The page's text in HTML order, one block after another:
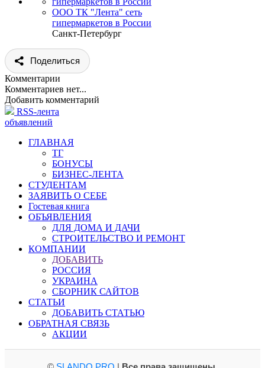
ООО ТК "Лента" сеть
гипермаркетов в России
Санкт-Петербург
Поделиться
Комментарии
Комментариев нет...
Добавить комментарий
RSS-лента
объявлений
ГЛАВНАЯ
ТГ
БОНУСЫ
БИЗНЕС-ЛЕНТА
СТУДЕНТАМ
ЗАЯВИТЬ О СЕБЕ
Гостевая книга
ОБЪЯВЛЕНИЯ
ДЛЯ ДОМА И ДАЧИ
СТРОИТЕЛЬСТВО И РЕМОНТ
КОМПАНИИ
ДОБАВИТЬ
РОССИЯ
УКРАИНА
СБОРНИК САЙТОВ
СТАТЬИ
ДОБАВИТЬ СТАТЬЮ
ОБРАТНАЯ СВЯЗЬ
АКЦИИ